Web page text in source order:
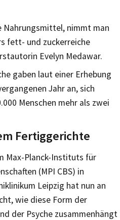
Nahrungsmittel, nimmt man
fett- und zuckerreiche
Evelyn Medawar.
gaben laut einer Erhebung
Jahr an, sich
Menschen mehr als zwei
Fertiggerichte
Max-Planck-Instituts für
(MPI CBS) in
Leipzig hat nun an
wie diese Form der
der Psyche zusammenhängt